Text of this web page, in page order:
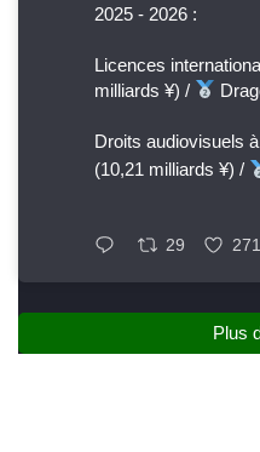
2025 - 2026 :
Licences
milliards ¥) /
Droits audiovisuels à
(10,21 milliards ¥) /
29 271
Plus